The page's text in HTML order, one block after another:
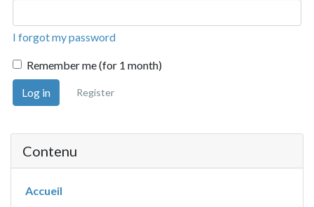
I forgot my password
Remember me (for 1 month)
Log in Register
Contenu
Accueil